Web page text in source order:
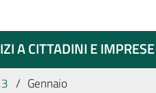
A CITTADINI E IMPRESE
Gennaio